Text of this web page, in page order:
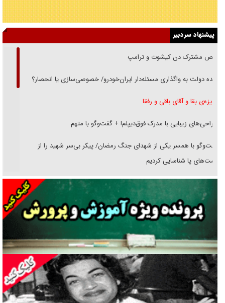
پیشنهاد سردبیر
رقص مشترک دن کیشوت و ترامپ
دنده دولت به واگذاری مسئله‌دار ایران‌خودرو/ خصوصی‌سازی یا انحصار؟
غریزه‌ی بقا و آقای باقی و رفقا
جراحی‌های زیبایی با مدرک فوق‌دیپلم! + گفت‌وگو با متهم
گفت‌وگو با همسر یکی از شهدای جنگ رمضان/ پیکر بی‌سر شهید را از
انگشت‌های پا شناسایی کردیم
نسلی که آنلاین الگو می‌گیرد
گفت‌وگو با آیت‌الله جاودان/ جفای مخالفان مکانت معنوی رهبر شهید را
ارتقا می‌داد
راننده مست به قانون می‌خندد
همه آقای دوربینی شده‌ایم!
قصه ناتمام سرویس مدارس